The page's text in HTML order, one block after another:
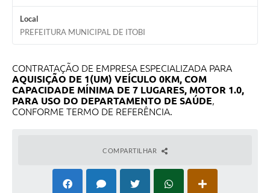
Local
PREFEITURA MUNICIPAL DE ITOBI
CONTRATAÇÃO DE EMPRESA ESPECIALIZADA PARA
AQUISIÇÃO DE 1(UM) VEÍCULO 0KM, COM
CAPACIDADE MÍNIMA DE 7 LUGARES, MOTOR 1.0,
PARA USO DO DEPARTAMENTO DE SAÚDE,
CONFORME TERMO DE REFERÊNCIA.
COMPARTILHAR